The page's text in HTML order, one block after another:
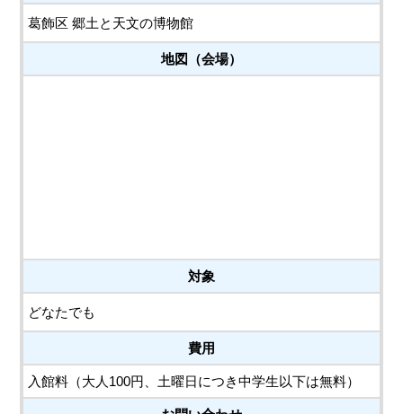
葛飾区 郷土と天文の博物館
地図（会場）
対象
どなたでも
費用
入館料（大人100円、土曜日につき中学生以下は無料）